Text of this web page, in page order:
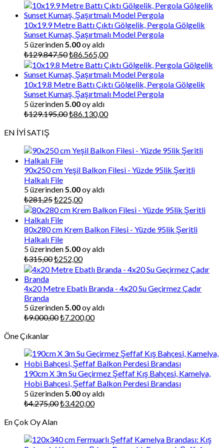
fiyat:
₺130.500,00.
andaki
fiyat:
₺87.000,00.
10x19.9 Metre Battı Çıktı Gölgelik, Pergola Gölgelik
Sunset Kumaş, Şaşırtmalı Model Pergola
5 üzerinden 5.00oy aldı
₺129.847,50Orijinal
fiyat:
₺129.847,50.
₺86.565,00Şu
andaki
fiyat:
₺86.565,00.
10x19.8 Metre Battı Çıktı Gölgelik, Pergola Gölgelik
Sunset Kumaş, Şaşırtmalı Model Pergola
5 üzerinden 5.00oy aldı
₺129.195,00Orijinal
₺86.130,00Şu
EN İYİ SATIŞ
90x250 cm Yeşil Balkon Filesi - Yüzde 95lik Şeritli
Halkalı File
5 üzerinden 5.00oy aldı
₺281,25Orijinal
fiyat:
₺281,25.
₺225,00Şu
andaki
₺225,00.
80x280 cm Krem Balkon Filesi - Yüzde 95lik Şeritli
Halkalı File
5 üzerinden 5.00oy aldı
₺315,00Orijinal
fiyat:
₺252,00Şu
andaki
₺252,00.
4x20 Metre Ebatlı Branda - 4x20 Su Geçirmez Çadır
Branda
5 üzerinden 5.00oy aldı
₺9.000,00Orijinal
₺7.200,00Şu
Öne Çıkanlar
190cm X 3m Su Geçirmez Şeffaf Kış Bahçesi, Kamelya,
Hobi Bahçesi, Şeffaf Balkon Perdesi Brandası
5 üzerinden 5.00oy aldı
₺4.275,00Orijinal
₺3.420,00Şu
En Çok Oy Alan